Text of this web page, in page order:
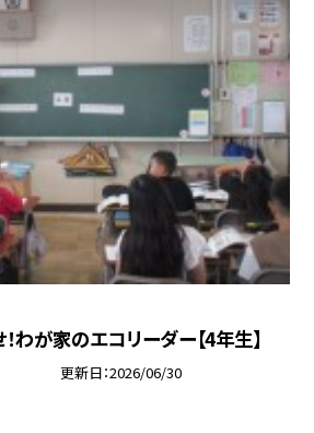
わが家のエコリーダー【4年生】
更新日 2026/06/30